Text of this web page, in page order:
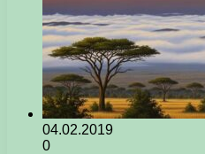
04.02.2019
0